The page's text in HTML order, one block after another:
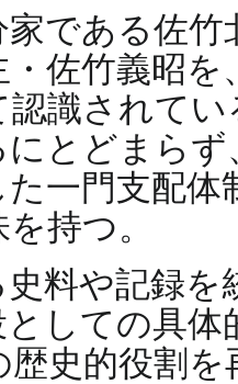
である佐
佐竹義昭
識されて
とどまら
一門支配
持つ。
料や記録
しての具
史的役割